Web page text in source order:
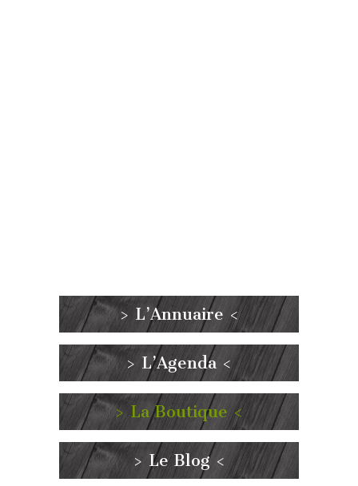
> L’Annuaire <
> L’Agenda <
> La Boutique <
> Le Blog <